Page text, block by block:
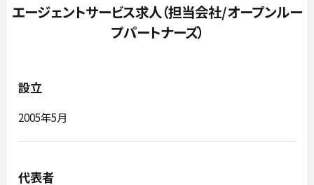
エージェントサービス求人（担当会社/オープンルー
プパートナーズ）
設立
2005年5月
代表者